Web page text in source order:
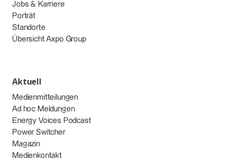
Jobs & Karriere
Porträt
Standorte
Übersicht Axpo Group
Aktuell
Medienmitteilungen
Ad hoc Meldungen
Energy Voices Podcast
Power Switcher
Magazin
Medienkontakt